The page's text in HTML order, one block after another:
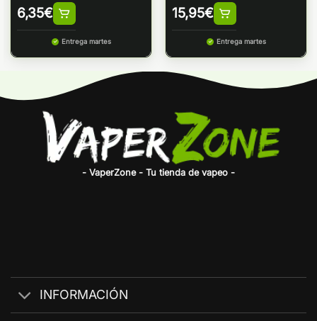
6,35€
Entrega martes
15,95€
Entrega martes
- VaperZone - Tu tienda de vapeo -
INFORMACIÓN